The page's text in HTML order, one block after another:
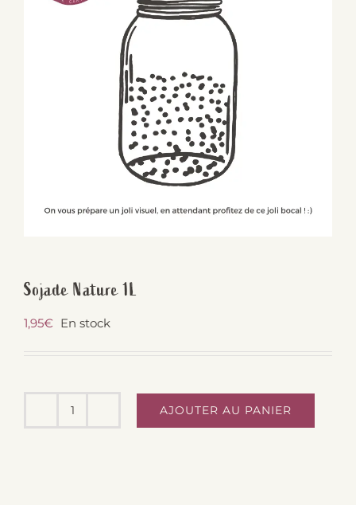
Sojade Nature 1L
1,95€ En stock
AJOUTER AU PANIER